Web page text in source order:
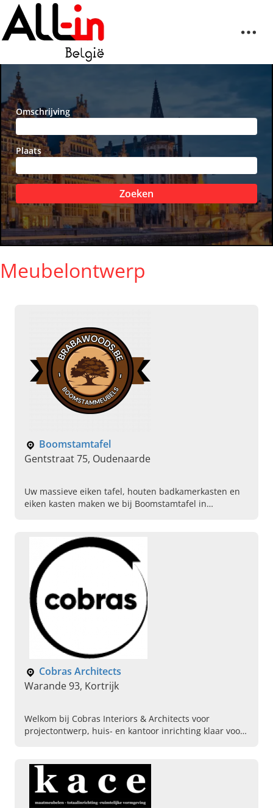
Omschrijving
Plaats
Zoeken
Meubelontwerp
Boomstamtafel
Gentstraat 75, Oudenaarde
Uw massieve eiken tafel, houten badkamerkasten en
eiken kasten maken we bij Boomstamtafel in
Cobras Architects
Warande 93, Kortrijk
Welkom bij Cobras Interiors & Architects voor
projectontwerp, huis- en kantoor inrichting klaar voor